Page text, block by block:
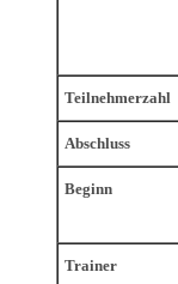
Teilnehmerzahl
Abschluss
Beginn
Trainer